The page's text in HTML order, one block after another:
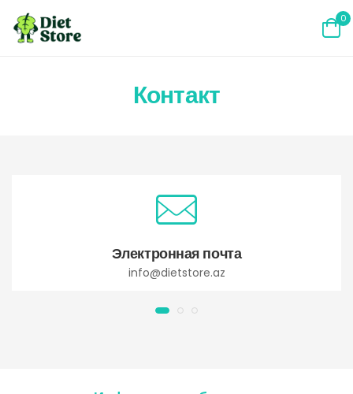
0
Контакт
Электронная почта
info@dietstore.az